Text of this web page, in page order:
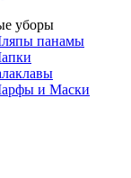
уборы
панамы
и Маски